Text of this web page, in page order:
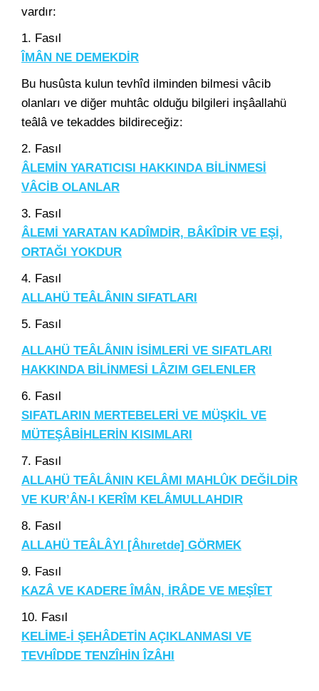
vardır:
1. Fasıl
ÎMÂN NE DEMEKDİR
Bu husûsta kulun tevhîd ilminden bilmesi vâcib
olanları ve diğer muhtâc olduğu bilgileri inşâallahü
teâlâ ve tekaddes bildireceğiz:
2. Fasıl
ÂLEMİN YARATICISI HAKKINDA BİLİNMESİ
VÂCİB OLANLAR
3. Fasıl
ÂLEMİ YARATAN KADÎMDİR, BÂKÎDİR VE EŞİ,
ORTAĞI YOKDUR
4. Fasıl
ALLAHÜ TEÂLÂNIN SIFATLARI
5. Fasıl
ALLAHÜ TEÂLÂNIN İSİMLERİ VE SIFATLARI
HAKKINDA BİLİNMESİ LÂZIM GELENLER
6. Fasıl
SIFATLARIN MERTEBELERİ VE MÜŞKİL VE
MÜTEŞÂBİHLERİN KISIMLARI
7. Fasıl
ALLAHÜ TEÂLÂNIN KELÂMI MAHLÛK DEĞİLDİR
VE KUR’ÂN-I KERÎM KELÂMULLAHDIR
8. Fasıl
ALLAHÜ TEÂLÂYI [Âhıretde] GÖRMEK
9. Fasıl
KAZÂ VE KADERE ÎMÂN, İRÂDE VE MEŞÎET
10. Fasıl
KELİME-İ ŞEHÂDETİN AÇIKLANMASI VE
TEVHÎDDE TENZÎHİN ÎZÂHI